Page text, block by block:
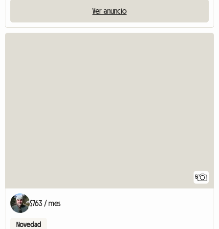
Ver anuncio
5
$763 / mes
Novedad